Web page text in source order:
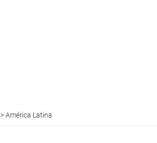
>América Latina